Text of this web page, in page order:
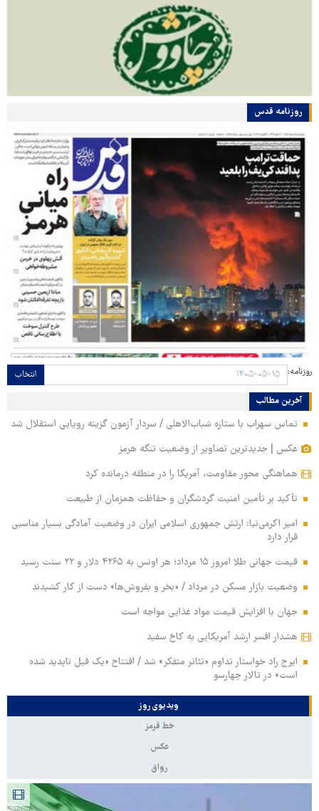
روزنامه قدس
روزنامه: انتخاب
آخرین مطالب
تماس سهراب با ستاره شباب‌الاهلی / سردار آزمون گزینه رویایی استقلال شد
عکس | جدیدترین تصاویر از وضعیت تنگه هرمز
هماهنگی محور مقاومت، آمریکا را در منطقه درمانده کرد
تأکید بر تأمین امنیت گردشگران و حفاظت همزمان از طبیعت
امیر اکرمی‌نیا: ارتش جمهوری اسلامی ایران در وضعیت آمادگی بسیار مناسبی
قرار دارد
قیمت جهانی طلا امروز ۱۵ مرداد؛ هر اونس به ۴۲۶۵ دلار و ۲۲ سنت رسید
وضعیت بازار مسکن در مرداد / «بخر و بفروش‌ها» دست از کار کشیدند
جهان با افزایش قیمت مواد غذایی مواجه است
هشدار افسر ارشد آمریکایی به کاخ سفید
ایرج راد خواستار تداوم «تئاتر متفکر» شد / افتتاح «یک فیل ناپدید شده
است» در تالار چهارسو
ویدیوی روز
خط قرمز
عکس
رواق